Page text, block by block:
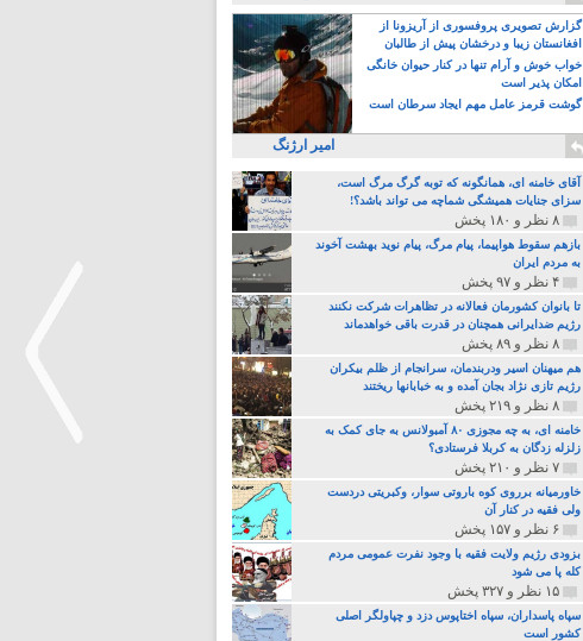
گزارش تصویری پروفسوری از آریزونا از
افغانستان زیبا و درخشان پیش از طالبان
خواب خوش و آرام تنها در کنار حیوان خانگی
امکان پذیر است
گوشت قرمز عامل مهم ایجاد سرطان است
امیر ارژنگ
آقای خامنه ای، همانگونه که توبه گرگ مرگ است،
سزای جنایات همیشگی شماچه می تواند باشد؟!
۸ نظر و ۱۸۰ پخش
بازهم سقوط هواپیما، پیام مرگ، پیام نوید بهشت آخوند
به مردم ایران
۴ نظر و ۹۷ پخش
تا بانوان کشورمان فعالانه در تظاهرات شرکت نکنند
رژیم ضدایرانی همچنان در قدرت باقی خواهدماند
۸ نظر و ۸۹ پخش
هم میهنان اسیر ودربندمان، سرانجام از ظلم بیکران
رژیم تازی نژاد بجان آمده و به خبابانها ریختند
۸ نظر و ۲۱۹ پخش
خامنه ای، به چه مجوزی ۸۰ آمبولانس به جای کمک به
زلزله زدگان به کربلا فرستادی؟
۷ نظر و ۲۱۰ پخش
خاورمیانه برروی کوه باروتی سوار، وکبریتی دردست
ولی فقیه در کنار آن
۶ نظر و ۱۵۷ پخش
بزودی رژیم ولایت فقیه با وجود نفرت عمومی مردم
کله پا می شود
۱۵ نظر و ۳۲۷ پخش
سپاه پاسداران، سپاه اختاپوس دزد و چپاولگر اصلی
کشور است